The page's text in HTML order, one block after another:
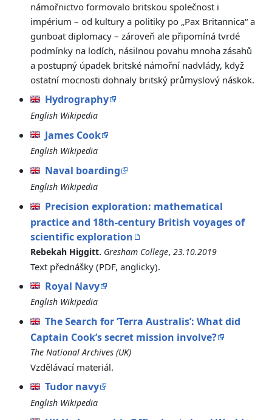
námořnictvo formovalo britskou společnost i
impérium – od kultury a politiky po „Pax Britannica“ a
gunboat diplomacy – zároveň ale připomíná tvrdé
podmínky na lodích, násilnou povahu mnoha zásahů
a postupný úpadek britské námořní nadvlády, když
ostatní mocnosti dohnaly britský průmyslový náskok.
Hydrography
English Wikipedia
James Cook
English Wikipedia
Naval boarding
English Wikipedia
Precision exploration: mathematical
practice and 18th-century British voyages of
scientific exploration
Rebekah Higgitt. Gresham College, 23.10.2019
Text přednášky (PDF, anglicky).
Royal Navy
English Wikipedia
The Search for ‘Terra Australis’: What did
Captain Cook’s secret mission involve?
The National Archives (UK)
Vzdělávací materiál.
Tudor navy
English Wikipedia